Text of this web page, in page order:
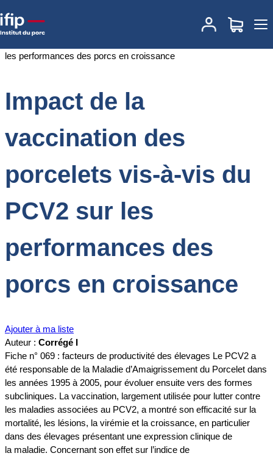
Accueil
Impact de la vaccination des porcelets
vis-à-vis du PCV2 sur les performances des porcs en croissance
Impact de la
vaccination des
porcelets vis-à-vis du
PCV2 sur les
performances des
porcs en croissance
Ajouter à ma liste
Auteur : Corrégé I
Fiche n° 069 : facteurs de productivité des élevages Le PCV2 a
été responsable de la Maladie d’Amaigrissement du Porcelet dans
les années 1995 à 2005, pour évoluer ensuite vers des formes
subcliniques. La vaccination, largement utilisée pour lutter contre
les maladies associées au PCV2, a montré son efficacité sur la
mortalité, les lésions, la virémie et la croissance, en particulier
dans des élevages présentant une expression clinique de
la maladie. Concernant son effet sur l’indice de